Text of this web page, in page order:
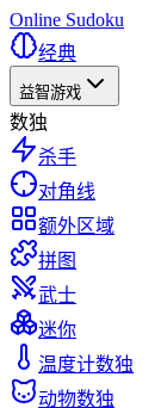
Online Sudoku
经典
益智游戏
数独
杀手
对角线
额外区域
拼图
武士
迷你
温度计数独
动物数独